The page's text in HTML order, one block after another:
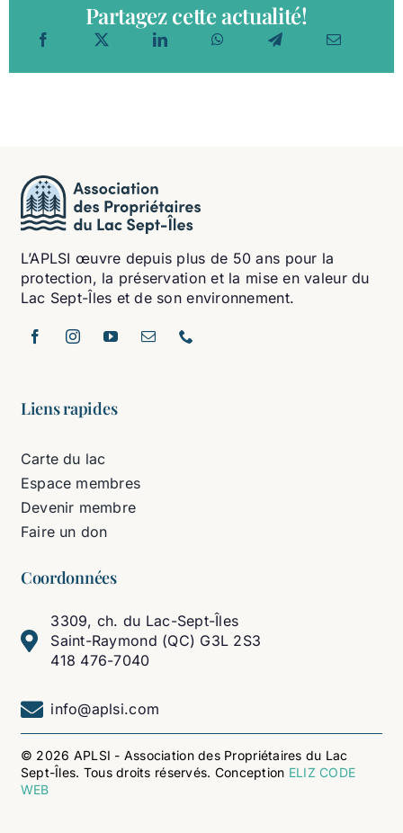
Partagez cette actualité!
L’APLSI œuvre depuis plus de 50 ans pour la
protection, la préservation et la mise en valeur du
Lac Sept-Îles et de son environnement.
Liens rapides
Carte du lac
Espace membres
Devenir membre
Faire un don
Coordonnées
3309, ch. du Lac-Sept-Îles
Saint-Raymond (QC) G3L 2S3
418 476-7040
info@aplsi.com
© 2026 APLSI - Association des Propriétaires du Lac
Sept-Îles. Tous droits réservés. Conception ELIZ CODE
WEB